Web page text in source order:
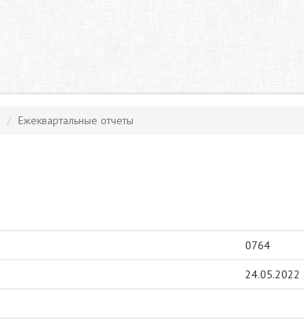
Ежеквартальные отчеты
0764
24.05.2022